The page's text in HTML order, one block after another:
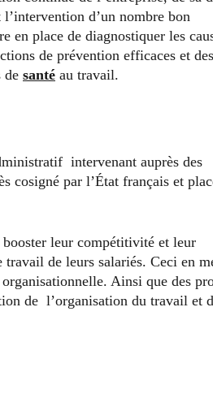
d’un nombre bon
en place de diagnostiquer les
de prévention efficaces et des
de santé au travail.
intervenant auprès des
cosigné par l’État français et
booster leur compétitivité et leur
de leurs salariés. Ceci en
Ainsi que des
de l’organisation du travail et